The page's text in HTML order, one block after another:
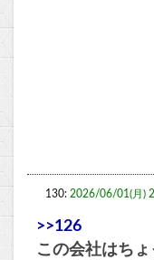
130: 2026/06/01(月)
>>126
この会社はち